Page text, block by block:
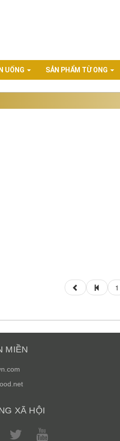
UỐNG SẢN PHẨM TỪ ONG
1
MIỀN
XÃ HỘI